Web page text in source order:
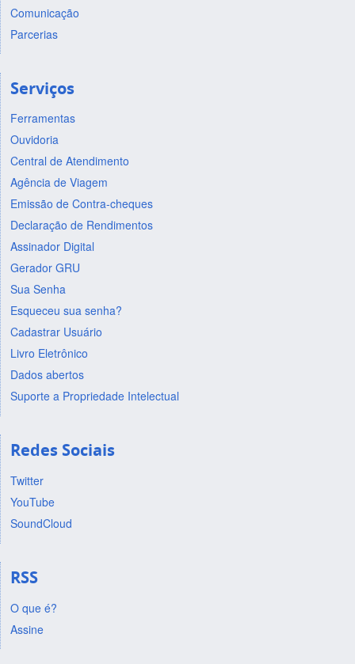
Comunicação
Parcerias
Serviços
Ferramentas
Ouvidoria
Central de Atendimento
Agência de Viagem
Emissão de Contra-cheques
Declaração de Rendimentos
Assinador Digital
Gerador GRU
Sua Senha
Esqueceu sua senha?
Cadastrar Usuário
Livro Eletrônico
Dados abertos
Suporte a Propriedade Intelectual
Redes Sociais
Twitter
YouTube
SoundCloud
RSS
O que é?
Assine